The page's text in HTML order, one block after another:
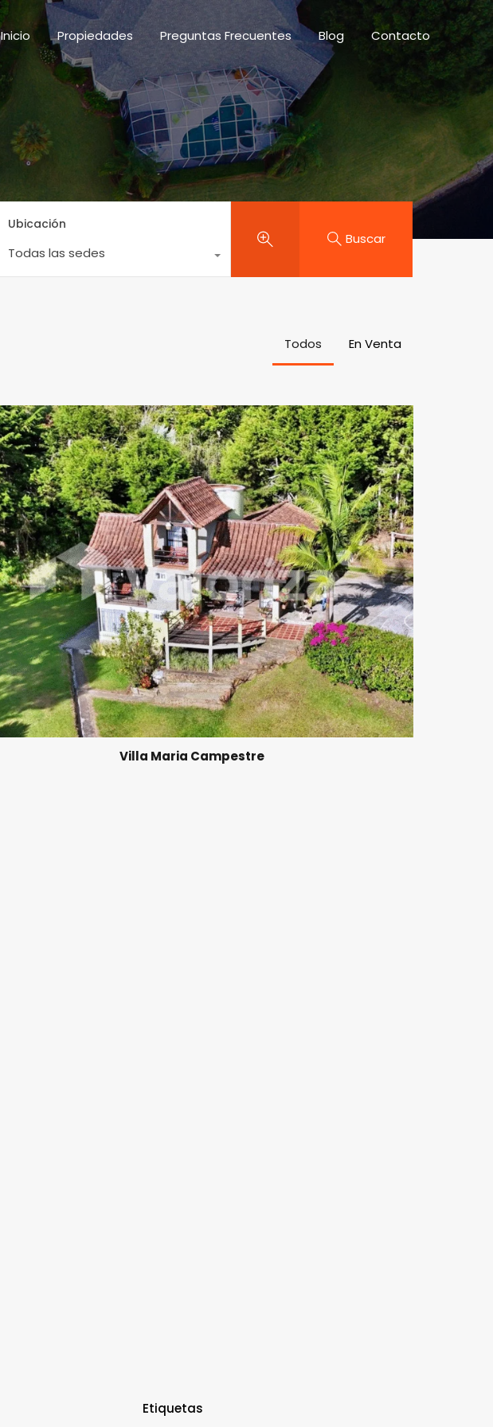
Inicio Propiedades Preguntas Frecuentes Blog Contacto
Inicio Propiedades Preguntas Frecuentes Blog Contacto
Ubicación
Todas las sedes
Buscar
Todos En Venta
Villa Maria Campestre
Etiquetas